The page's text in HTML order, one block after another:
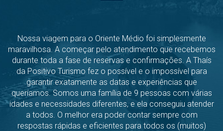
Nossa viagem para o Oriente Médio foi simplesmente
maravilhosa. A começar pelo atendimento que recebemos
durante toda a fase de reservas e confirmações. A Thaís
da Positivo Turismo fez o possível e o impossível para
garantir exatamente as datas e experiências que
queríamos. Somos uma família de 9 pessoas com várias
idades e necessidades diferentes, e ela conseguiu atender
a todos. O melhor era poder contar sempre com
respostas rápidas e eficientes para todos os (muitos)